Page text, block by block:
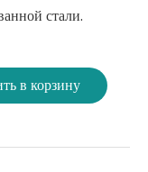
стали.
в корзину